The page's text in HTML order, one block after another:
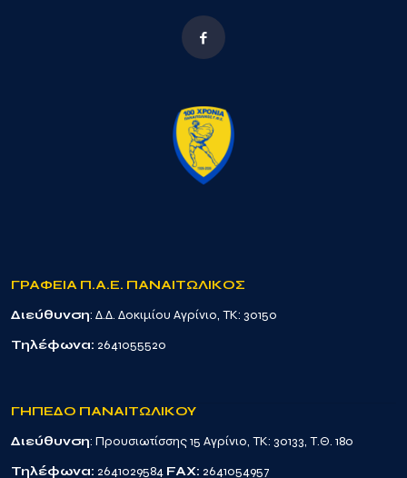
ΓΡΑΦΕΙΑ Π.Α.Ε. ΠΑΝΑΙΤΩΛΙΚΟΣ
Διεύθυνση: Δ.Δ. Δοκιμίου Αγρίνιο, TK: 30150
Τηλέφωνα: 2641055520
ΓΗΠΕΔΟ ΠΑΝΑΙΤΩΛΙΚΟΥ
Διεύθυνση: Προυσιωτίσσης 15 Αγρίνιο, TK: 30133, Τ.Θ. 180
Τηλέφωνα: 2641029584 FAX: 2641054957